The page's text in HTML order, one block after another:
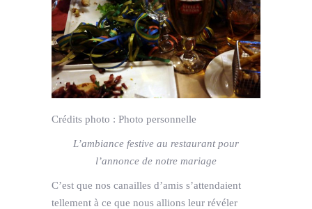
Crédits photo : Photo personnelle
L’ambiance festive au restaurant pour
l’annonce de notre mariage
C’est que nos canailles d’amis s’attendaient
tellement à ce que nous allions leur révéler